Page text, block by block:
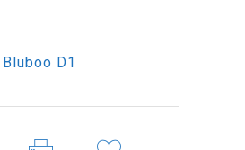
Bluboo D1